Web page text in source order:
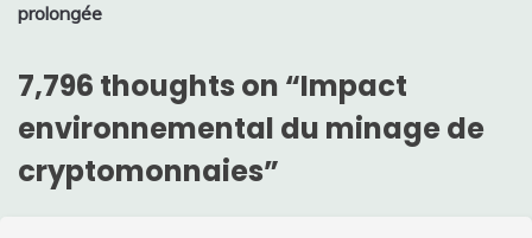
prolongée
7,796 thoughts on “Impact
environnemental du minage de
cryptomonnaies”